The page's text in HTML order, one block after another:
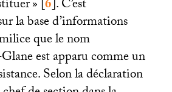
»[6]. C’est
la base d’informations
que le nom
est apparu comme un
Selon la déclaration